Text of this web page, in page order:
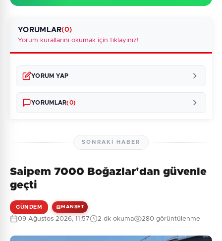
YORUMLAR(0)
Yorum kurallarını okumak için tıklayınız!
YORUM YAP
YORUMLAR(0)
Henüz yorum yapılmamış. İlk yorumu siz yapın!
SONRAKI HABER
Saipem 7000 Boğazlar'dan güvenle
geçti
GÜNDEM MANŞET
09 Ağustos 2026, 11:57 2 dk okuma 280 görüntülenme